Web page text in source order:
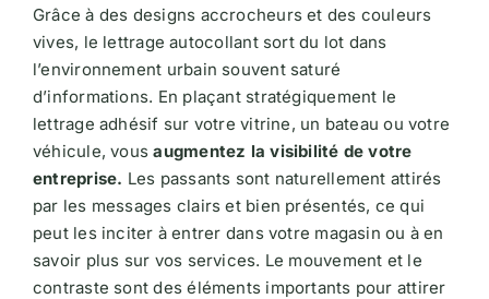
Grâce à des designs accrocheurs et des couleurs
vives, le lettrage autocollant sort du lot dans
l’environnement urbain souvent saturé
d’informations. En plaçant stratégiquement le
lettrage adhésif sur votre vitrine, un bateau ou votre
véhicule, vousaugmentez la visibilité de votre
entreprise. Les passants sont naturellement attirés
par les messages clairs et bien présentés, ce qui
peut les inciter à entrer dans votre magasin ou à en
savoir plus sur vos services. Le mouvement et le
contraste sont des éléments importants pour attirer